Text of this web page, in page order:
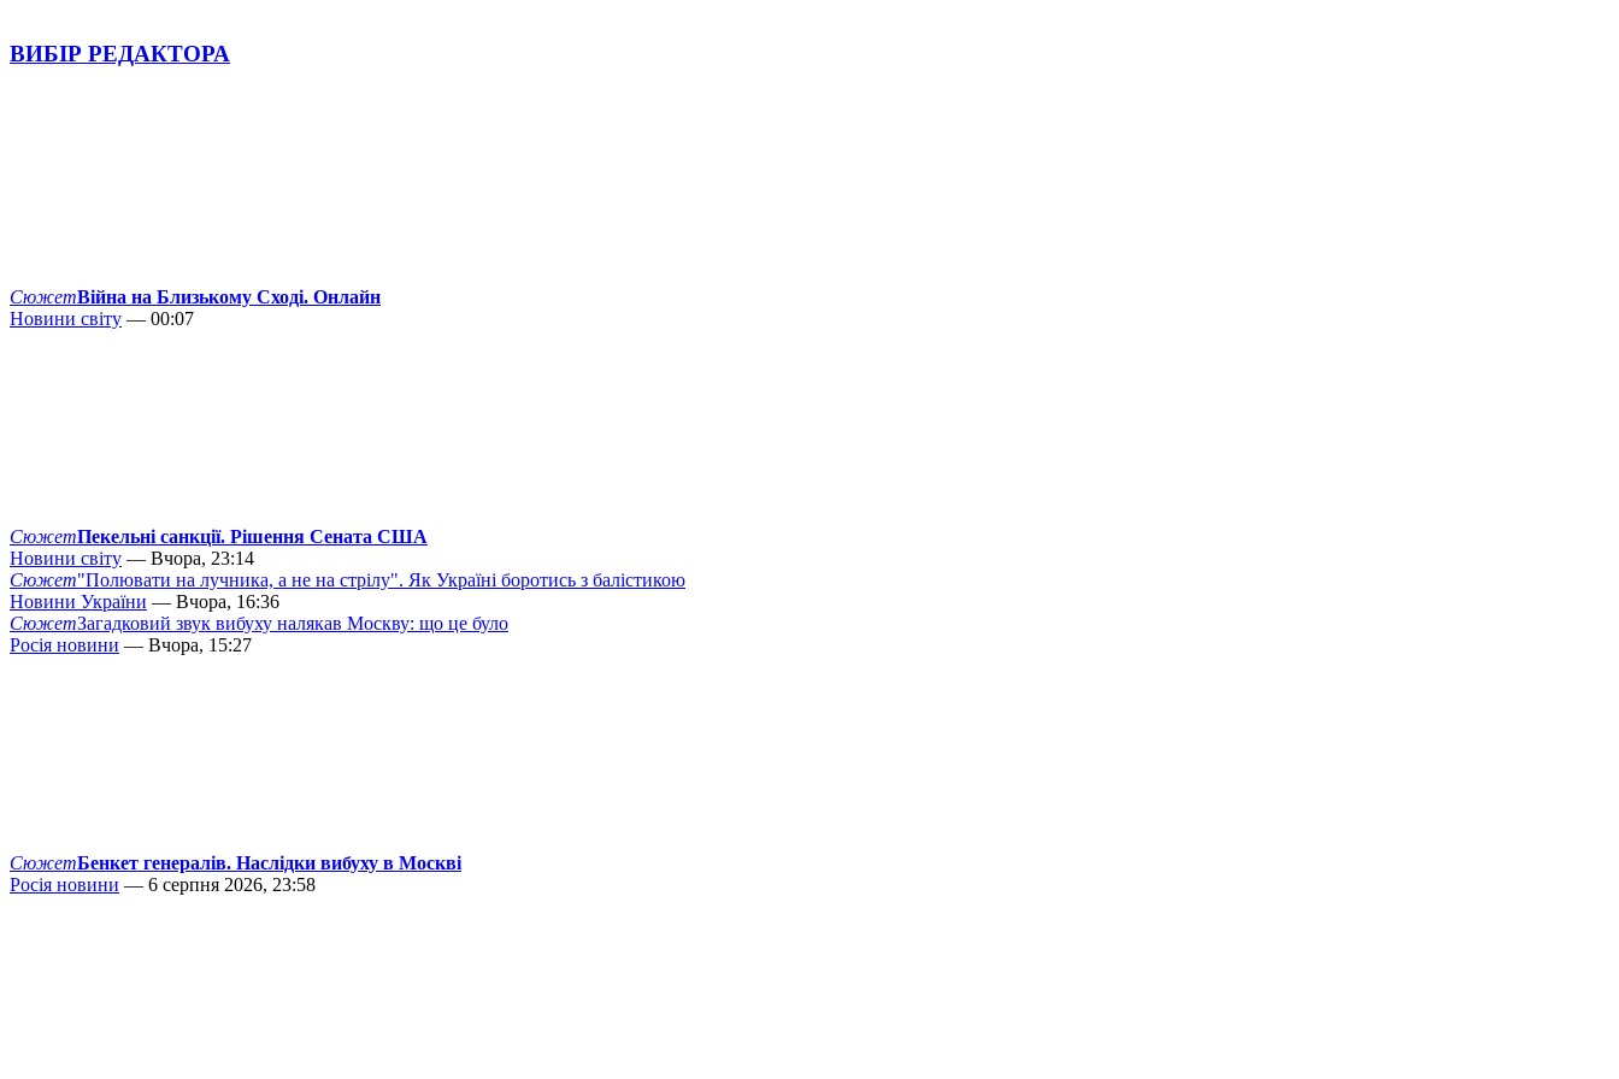
ВИБІР РЕДАКТОРА
СюжетВійна на Близькому Сході. Онлайн
Новини світу — 00:07
СюжетПекельні санкції. Рішення Сената США
Новини світу — Вчора, 23:14
Сюжет"Полювати на лучника, а не на стрілу". Як Україні боротись з балістикою
Новини України — Вчора, 16:36
СюжетЗагадковий звук вибуху налякав Москву: що це було
Росія новини — Вчора, 15:27
СюжетБенкет генералів. Наслідки вибуху в Москві
Росія новини — 6 серпня 2026, 23:58